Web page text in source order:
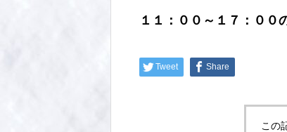
１１：００～１７：００
Tweet Share
この